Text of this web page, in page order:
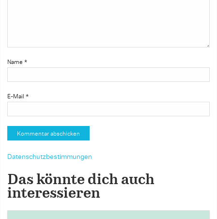
Name *
E-Mail *
Datenschutzbestimmungen
Das könnte dich auch
interessieren